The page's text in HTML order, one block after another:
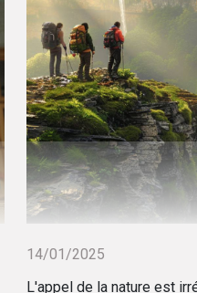
14/01/2025
L'appel de la nature est